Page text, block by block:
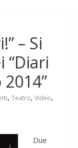
– Si
“Diari
,Teatro,Video,
Due